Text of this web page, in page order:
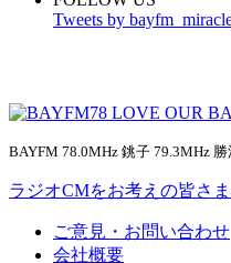
Tweets by
BAYFM 78.0MHz 銚子 79.3MHz
ラジオCMをお考えの皆さ
ご意見・お問い合わせ
会社概要